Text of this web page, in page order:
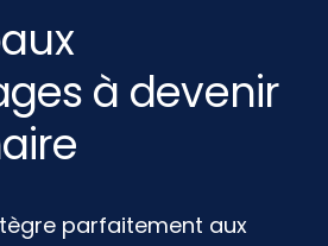
à devenir
parfaitement aux